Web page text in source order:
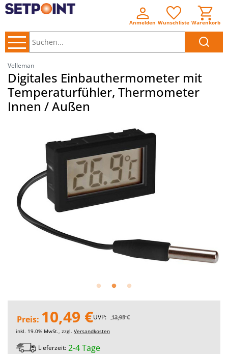
Anmelden Wunschliste Warenkorb
Velleman
Digitales Einbauthermometer mit
Temperaturfühler, Thermometer
Innen / Außen
Preis: 10,49 €UVP: 13,95 €
inkl. 19.0% MwSt., zzgl. Versandkosten
Lieferzeit: 2-4 Tage